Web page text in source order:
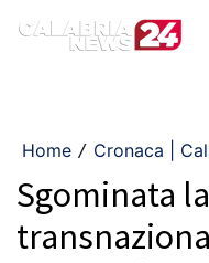
Home / Cronaca |
Sgominata